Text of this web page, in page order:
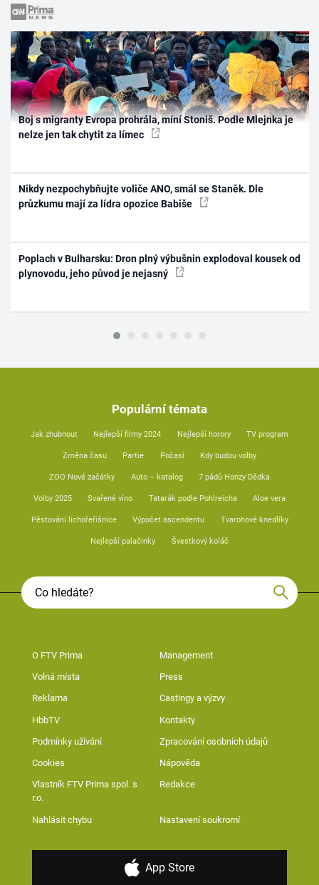
Boj s migranty Evropa prohrála, míní Stoniš. Podle Mlejnka je
nelze jen tak chytit za límec
Nikdy nezpochybňujte voliče ANO, smál se Staněk. Dle
průzkumu mají za lídra opozice Babiše
Poplach v Bulharsku: Dron plný výbušnin explodoval kousek od
plynovodu, jeho původ je nejasný
Populární témata
Jak zhubnout Nejlepší filmy 2024 Nejlepší horory TV program
Změna času Partie Počasí Kdy budou volby
ZOO Nové začátky Auto – katalog 7 pádů Honzy Dědka
Volby 2025 Svařené víno Tatarák podle Pohlreicha Aloe vera
Pěstování lichořeřišnice Výpočet ascendentu Tvarohové knedlíky
Nejlepší palačinky Švestkový koláč
O FTV Prima Management
Volná místa Press
Reklama Castingy a výzvy
HbbTV Kontakty
Podmínky užívání Zpracování osobních údajů
Cookies Nápověda
Vlastník FTV Prima spol. s
r.o.
Redakce
Nahlásit chybu Nastavení soukromí
App Store